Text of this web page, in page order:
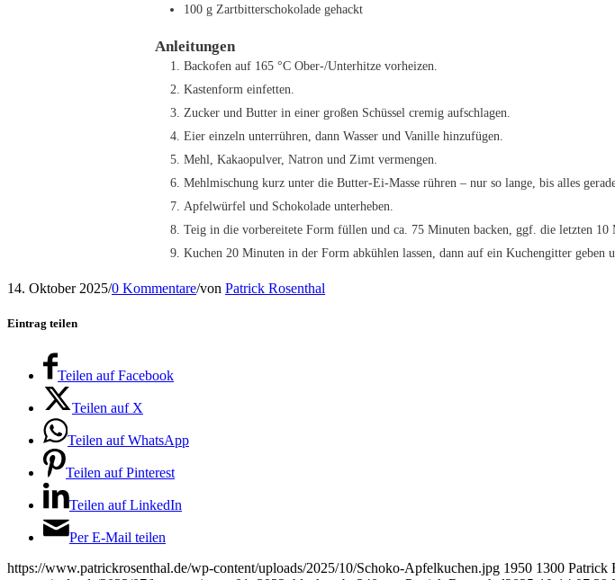
100 g Zartbitterschokolade gehackt
Anleitungen
Backofen auf 165 °C Ober-/Unterhitze vorheizen.
Kastenform einfetten.
Zucker und Butter in einer großen Schüssel cremig aufschlagen.
Eier einzeln unterrühren, dann Wasser und Vanille hinzufügen.
Mehl, Kakaopulver, Natron und Zimt vermengen.
Mehlmischung kurz unter die Butter-Ei-Masse rühren – nur so lange, bis alles
Apfelwürfel und Schokolade unterheben.
Teig in die vorbereitete Form füllen und ca. 75 Minuten backen, ggf. die letzten
Kuchen 20 Minuten in der Form abkühlen lassen, dann auf ein Kuchengitter geben
14. Oktober 2025/0 Kommentare/von Patrick Rosenthal
Eintrag teilen
Teilen auf Facebook
Teilen auf X
Teilen auf WhatsApp
Teilen auf Pinterest
Teilen auf LinkedIn
Per E-Mail teilen
https://www.patrickrosenthal.de/wp-content/uploads/2025/10/Schoko-Apfelkuchen.jpg 1950 1300 Patrick